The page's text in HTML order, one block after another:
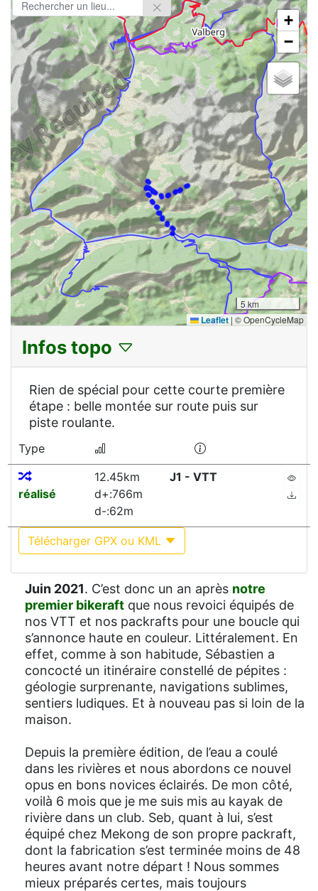
+
−
5 km
Leaflet|© OpenCycleMap
Infos topo
Rien de spécial pour cette courte première
étape : belle montée sur route puis sur
piste roulante.
Type
réalisé
12.45km
d+:766m
d-:62m
J1 - VTT
Télécharger GPX ou KML
Juin 2021. C’est donc un an après notre
premier bikeraft que nous revoici équipés de
nos VTT et nos packrafts pour une boucle qui
s’annonce haute en couleur. Littéralement. En
effet, comme à son habitude, Sébastien a
concocté un itinéraire constellé de pépites :
géologie surprenante, navigations sublimes,
sentiers ludiques. Et à nouveau pas si loin de la
maison.
Depuis la première édition, de l’eau a coulé
dans les rivières et nous abordons ce nouvel
opus en bons novices éclairés. De mon côté,
voilà 6 mois que je me suis mis au kayak de
rivière dans un club. Seb, quant à lui, s’est
équipé chez Mekong de son propre packraft,
dont la fabrication s’est terminée moins de 48
heures avant notre départ ! Nous sommes
mieux préparés certes, mais toujours